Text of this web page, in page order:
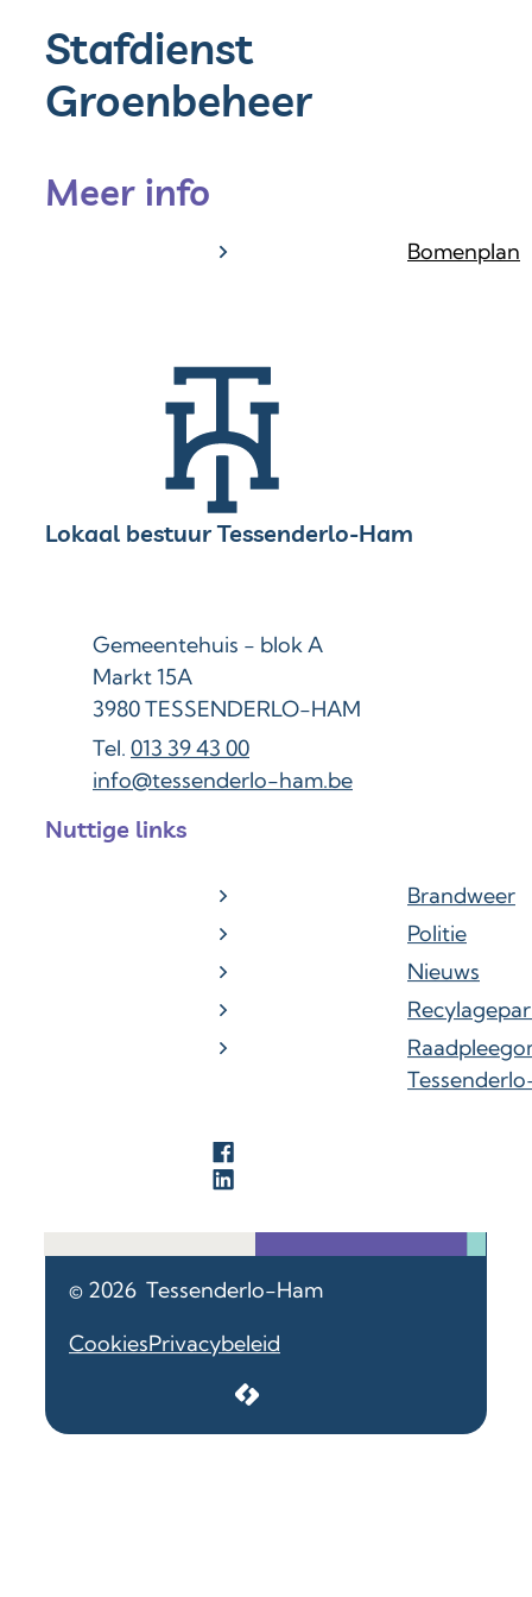
Stafdienst
Groenbeheer
Meer info
Bomenplan
Contact & openingsuren
Lokaal bestuur Tessenderlo-Ham
AdresGemeentehuis - blok A
Markt 15A
,3980TESSENDERLO-HAM
013 39 43 00
E-mailinfo@tessenderlo-ham.be
Nuttige links
Brandweer
Politie
Nieuws
© 2026 Tessenderlo-Ham
CookiesPrivacybeleid